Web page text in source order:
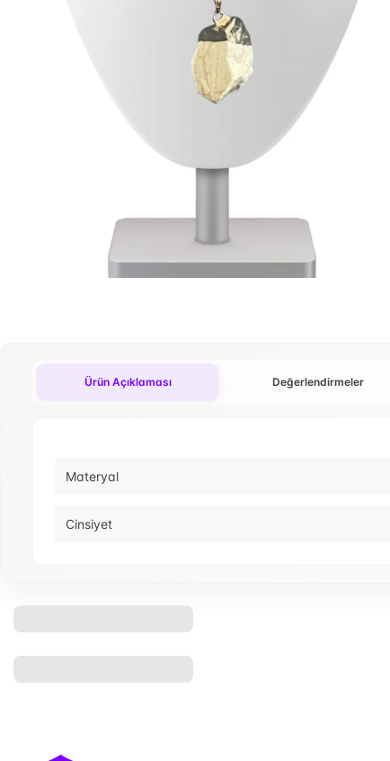
Ürün Açıklaması Değerlendirmeler
Materyal
Cinsiyet